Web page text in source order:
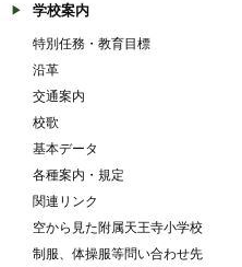
学校案内
特別任務・教育目標
沿革
交通案内
校歌
基本データ
各種案内・規定
関連リンク
空から見た附属天王寺小学校
制服、体操服等問い合わせ先